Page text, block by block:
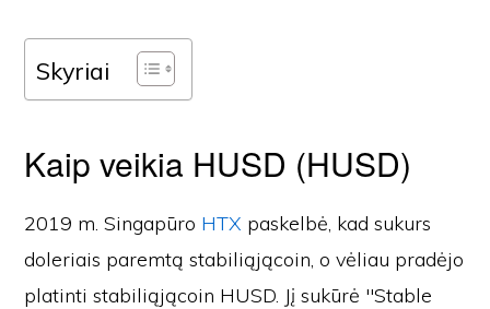
Skyriai
Kaip veikia HUSD (HUSD)
2019 m. Singapūro HTX paskelbė, kad sukurs
doleriais paremtą stabiliąjącoin, o vėliau pradėjo
platinti stabiliąjącoin HUSD. Jį sukūrė "Stable